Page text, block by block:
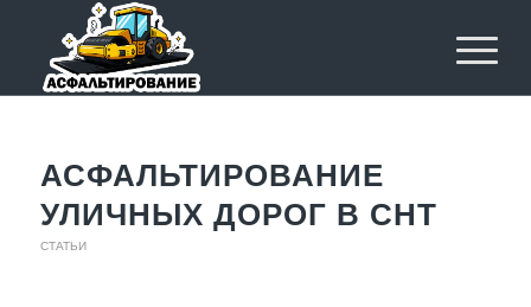
АСФАЛЬТИРОВАНИЕ
УЛИЧНЫХ ДОРОГ В СНТ
СТАТЬИ